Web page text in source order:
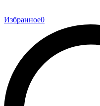
Избранное0